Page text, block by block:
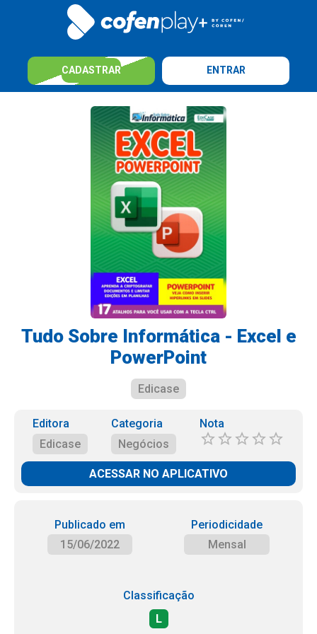
CADASTRAR ENTRAR
Tudo Sobre Informática - Excel e
PowerPoint
Edicase
Editora
Edicase
Categoria
Negócios
Nota
ACESSAR NO APLICATIVO
Publicado em
15/06/2022
Periodicidade
Mensal
Classificação
L